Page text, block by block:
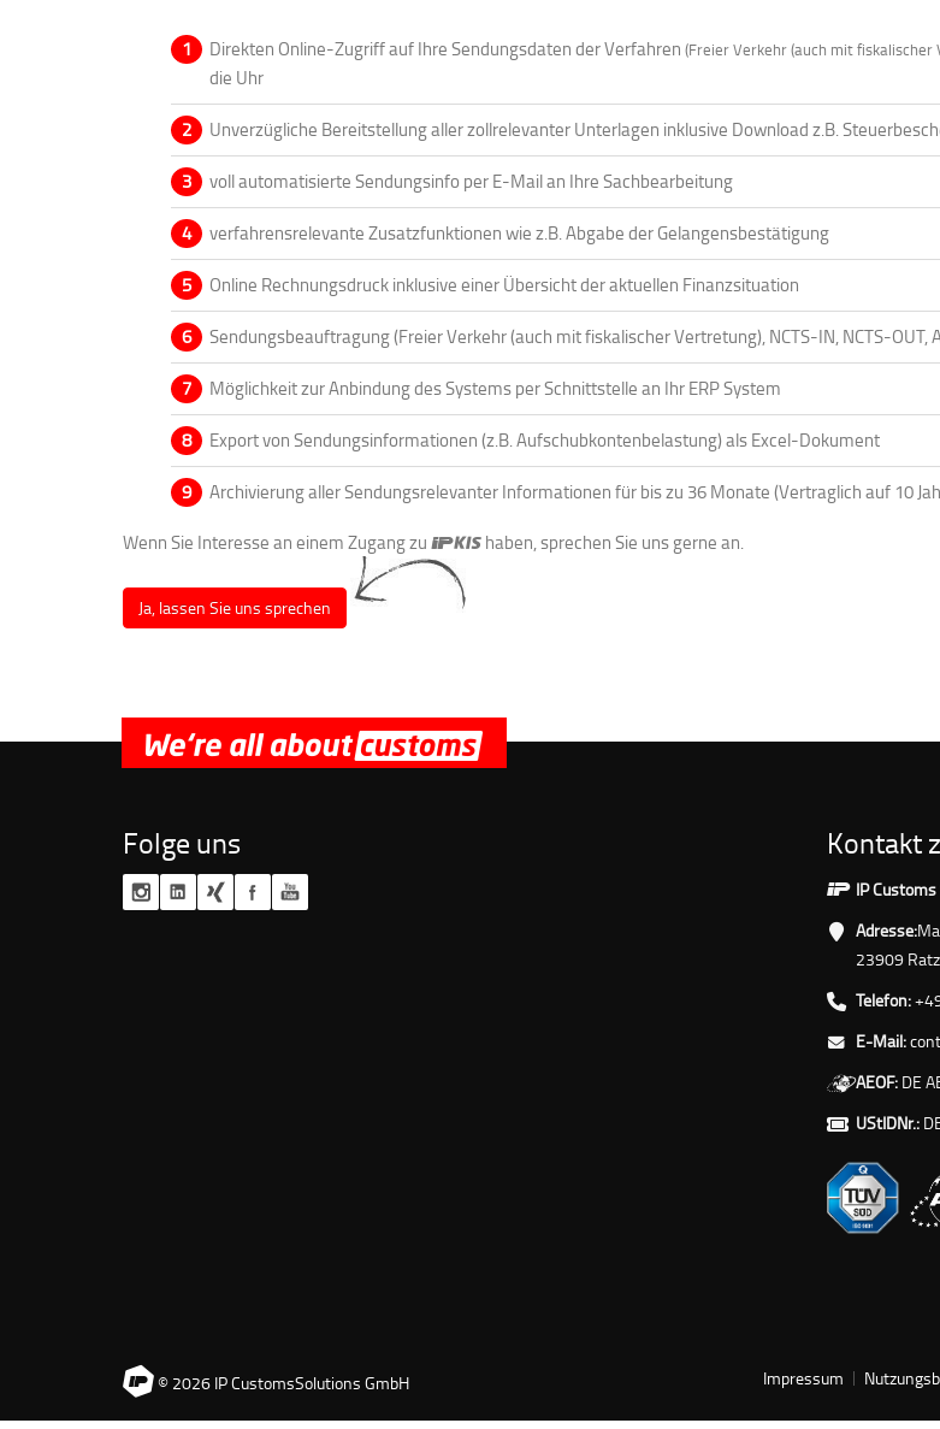
Direkten Online-Zugriff auf Ihre Sendungsdaten der Verfahren (Freier Verkehr (auch mit fiskalischer
die Uhr
Unverzügliche Bereitstellung aller zollrelevanter Unterlagen inklusive Download z.B.
voll automatisierte Sendungsinfo per E-Mail an Ihre Sachbearbeitung
verfahrensrelevante Zusatzfunktionen wie z.B. Abgabe der Gelangensbestätigung
Online Rechnungsdruck inklusive einer Übersicht der aktuellen Finanzsituation
Sendungsbeauftragung (Freier Verkehr (auch mit fiskalischer Vertretung), NCTS-IN, NCTS-OUT,
Möglichkeit zur Anbindung des Systems per Schnittstelle an Ihr ERP System
Export von Sendungsinformationen (z.B. Aufschubkontenbelastung) als Excel-Dokument
Archivierung aller Sendungsrelevanter Informationen für bis zu 36 Monate (Vertraglich auf 10
Wenn Sie Interesse an einem Zugang zu
haben, sprechen Sie uns gerne an.
Ja, lassen Sie uns sprechen
Folge uns Kontakt
IP
Adresse:
23909
Telefon:
E-Mail:
AEOF: DE
UStIDNr.:
© 2026 IP CustomsSolutions GmbH Impressum